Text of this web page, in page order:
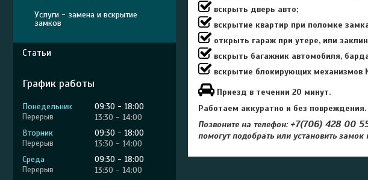
вскрыть дверь авто;
вскрытие квартир при поломке
открыть гараж при утере, или
вскрыть багажник автомобиля,
вскрытие блокирующих
Приезд в течении 20 минут.
Работаем аккуратно и без повреждения.
Позвоните на телефон: +7(706) 428 00
помогут подобрать или установить
Услуги - замена и вскрытие
замков
Статьи
График работы
Понедельник 09:30
18:00
13:30
14:00
Вторник
09:30
18:00
13:30
14:00
Среда
09:30
18:00
13:30
14:00